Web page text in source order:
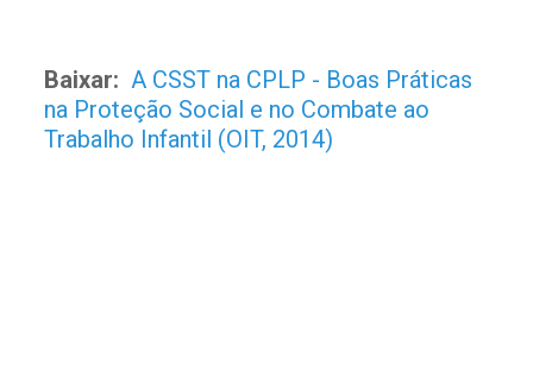
Baixar: A CSST na CPLP - Boas Práticas
na Proteção Social e no Combate ao
Trabalho Infantil (OIT, 2014)